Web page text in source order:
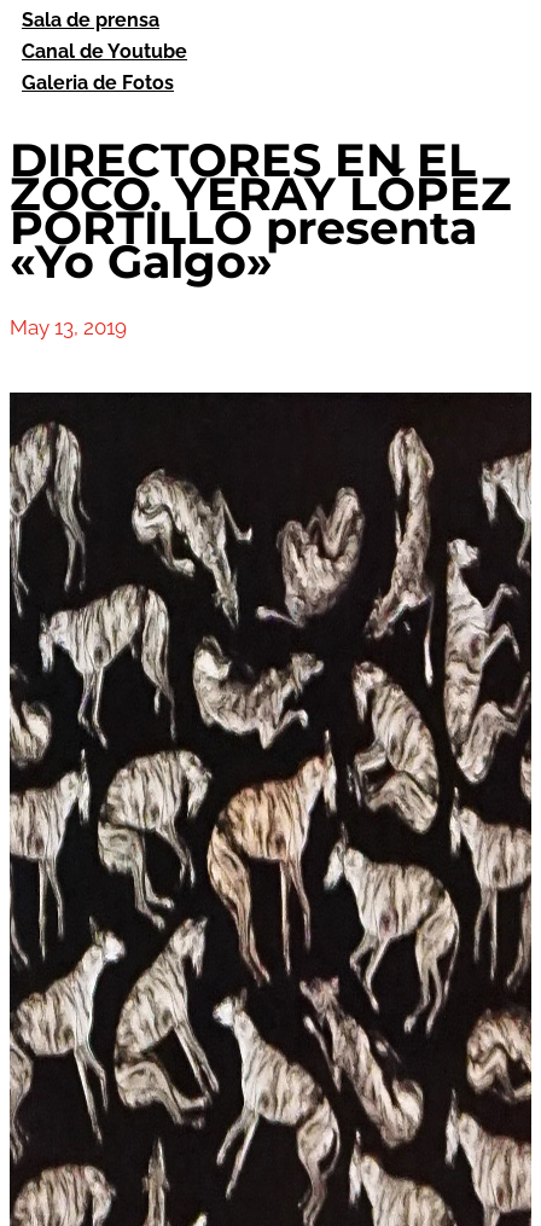
Sala de prensa
Canal de Youtube
Galeria de Fotos
DIRECTORES EN EL
ZOCO. YERAY LÓPEZ
PORTILLO presenta
«Yo Galgo»
May 13, 2019